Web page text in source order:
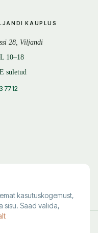
KAUPLUS
28, Viljandi
10–18
suletud
7712
kasutuskogemust,
sisu. Saad valida,